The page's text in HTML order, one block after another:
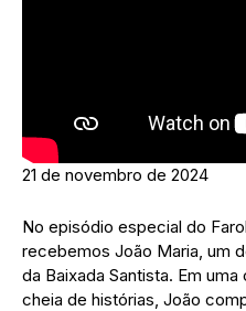
21 de novembro de 2024
No episódio especial do
recebemos João Maria, um
da Baixada Santista. Em
cheia de histórias, João